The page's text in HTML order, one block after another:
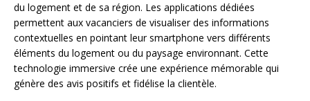
du logement et de sa région. Les applications dédiées
permettent aux vacanciers de visualiser des informations
contextuelles en pointant leur smartphone vers différents
éléments du logement ou du paysage environnant. Cette
technologie immersive crée une expérience mémorable qui
génère des avis positifs et fidélise la clientèle.